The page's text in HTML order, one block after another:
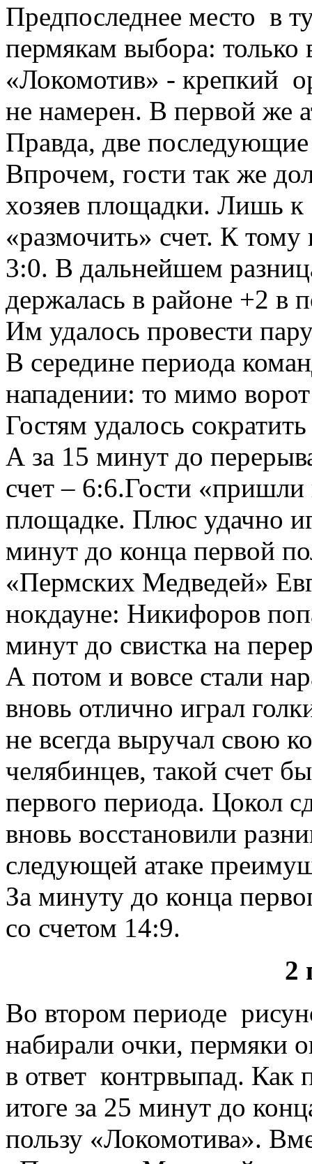
Предпоследнее место в
пермякам выбора: только
«Локомотив» - крепкий
не намерен. В первой же
Правда, две последующие
Впрочем, гости так же
хозяев площадки. Лишь
«размочить» счет. К
3:0. В дальнейшем
держалась в районе +2 в
Им удалось провести
В середине периода
нападении: то мимо
Гостям удалось
А за 15 минут до
счет – 6:6.Гости
площадке. Плюс удачно
минут до конца первой
«Пермских Медведей»
нокдауне: Никифоров
минут до свистка на
А потом и вовсе стали
вновь отлично играл
не всегда выручал свою
челябинцев, такой счет
первого периода. Цокол
вновь восстановили
следующей атаке
За минуту до конца
со счетом 14:9.
2
Во втором периоде
набирали очки, пермяки
в ответ контрвыпад. Как
итоге за 25 минут до
пользу «Локомотива».